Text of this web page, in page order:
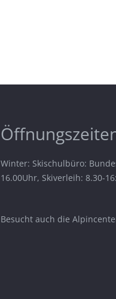
Winter: Skischulbüro:
16.00Uhr, Skiverleih: 8.30-
Besucht auch die